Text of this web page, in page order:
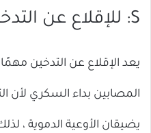
S: للإقلاع عن التدخين:
يعد الإقلاع عن التدخين
المصابين بداء السكري
يضيقان الأوعية الدموية ،